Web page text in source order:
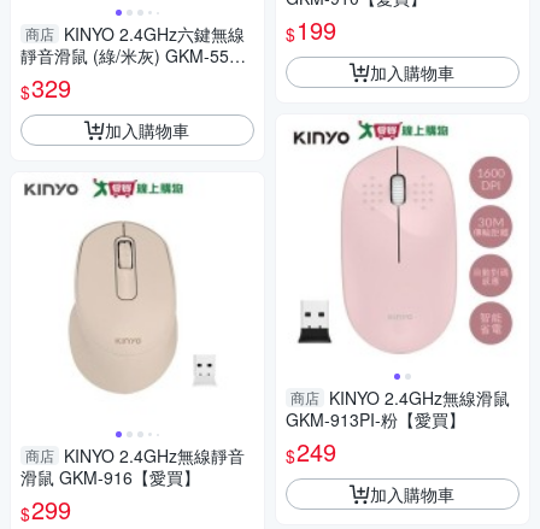
商店 KINYO 2.4GHz六鍵無線
靜音滑鼠 (綠/米灰) GKM-555
【愛買】
$329
加入購物車
商店 KINYO 2.4GHz無線靜音
滑鼠 GKM-916【愛買】
$299
$199
加入購物車
商店 KINYO 2.4GHz無線滑鼠
GKM-913PI-粉【愛買】
$249
加入購物車